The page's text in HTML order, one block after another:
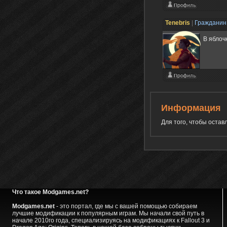
Tenebris
В
Информация
Для того, чтобы
Что такое Modgames.net?
Modgames.net- это портал, где мы с вашей помощью собираем
лучшие модификации к популярным играм. Мы начали свой путь в
начале 2010го года, специализируясь на модификациях к Fallout 3 и